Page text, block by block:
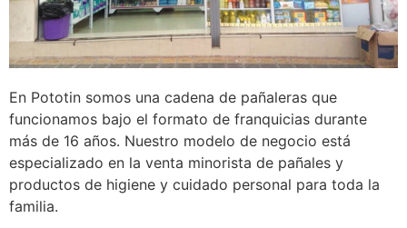
En Pototin somos una cadena de pañaleras que
funcionamos bajo el formato de franquicias durante
más de 16 años. Nuestro modelo de negocio está
especializado en la venta minorista de pañales y
productos de higiene y cuidado personal para toda la
familia.